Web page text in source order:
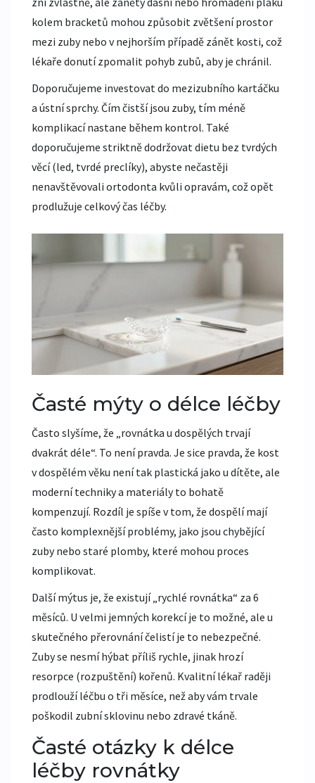
kolem bracketů mohou způsobit zvětšení prostor
mezi zuby nebo v nejhorším případě zánět kosti, což
lékaře donutí zpomalit pohyb zubů, aby je chránil.
Doporučujeme investovat do mezizubního kartáčku
a ústní sprchy. Čím čistší jsou zuby, tím méně
komplikací nastane během kontrol. Také
doporučujeme striktně dodržovat dietu bez tvrdých
věcí (led, tvrdé preclíky), abyste nečastěji
nenavštěvovali ortodonta kvůli opravám, což opět
prodlužuje celkový čas léčby.
Časté mýty o délce léčby
Často slyšíme, že „rovnátka u dospělých trvají
dvakrát déle“. To není pravda. Je sice pravda, že kost
v dospělém věku není tak plastická jako u dítěte, ale
moderní techniky a materiály to bohatě
kompenzují. Rozdíl je spíše v tom, že dospělí mají
často komplexnější problémy, jako jsou chybějící
zuby nebo staré plomby, které mohou proces
komplikovat.
Další mýtus je, že existují „rychlé rovnátka“ za 6
měsíců. U velmi jemných korekcí je to možné, ale u
skutečného přerovnání čelistí je to nebezpečné.
Zuby se nesmí hýbat příliš rychle, jinak hrozí
resorpce (rozpuštění) kořenů. Kvalitní lékař raději
prodlouží léčbu o tři měsíce, než aby vám trvale
poškodil zubní sklovinu nebo zdravé tkáně.
Časté otázky k délce
léčby rovnátky